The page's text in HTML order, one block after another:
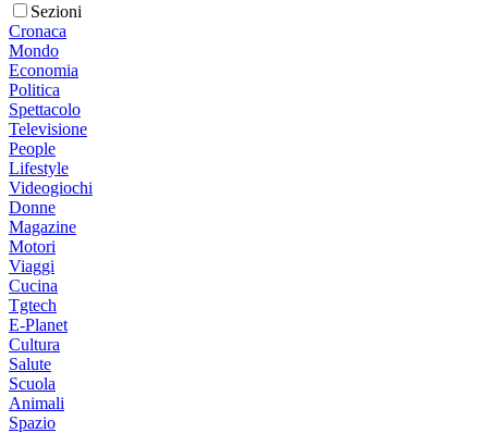
Sezioni
Cronaca
Mondo
Economia
Politica
Spettacolo
Televisione
People
Lifestyle
Videogiochi
Donne
Magazine
Motori
Viaggi
Cucina
Tgtech
E-Planet
Cultura
Salute
Scuola
Animali
Spazio